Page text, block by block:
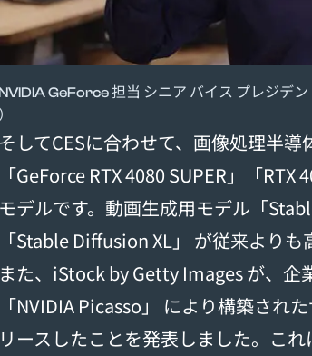
GeForce 担当 シニア バイス プレジデ
）
そしてCESに合わせて、画像処理半導
「GeForce RTX 4080 SUPER」「
モデルです。動画生成用モデル「
「Stable Diffusion XL」 が従来よりも
また、iStock by Getty Images が、企
「NVIDIA Picasso」 により構築され
リースしたことを発表しました。こ